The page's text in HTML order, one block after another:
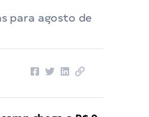
para agosto de